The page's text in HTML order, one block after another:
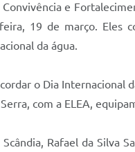
e
19 de março. Eles
da água.
o Dia Internacional
com a ELEA,
Rafael da Silva